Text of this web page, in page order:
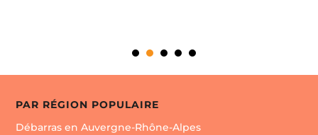
PAR RÉGION POPULAIRE
Débarras en Auvergne-Rhône-Alpes